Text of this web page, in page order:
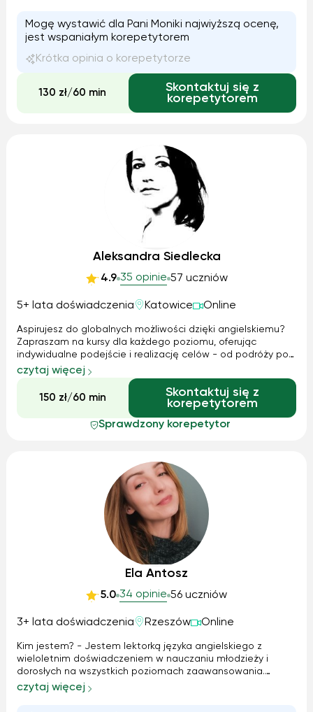
sprostać temu wyzwaniu. Nie idę przy tym na skróty, gdyż
nie można ignorować gramatyki, która jest naprawdę
prosta i klarowna. A komunikowanie się po ang. jest
fantastyczne!
Mogę wystawić dla Pani Moniki najwiyższą ocenę,
jest wspaniałym korepetytorem
Krótka opinia o korepetytorze
130 zł/60 min
Skontaktuj się z
korepetytorem
Aleksandra Siedlecka
4.9 35 opinie 57 uczniów
5+ lata doświadczenia Katowice Online
Aspirujesz do globalnych możliwości dzięki angielskiemu?
Zapraszam na kursy dla każdego poziomu, oferując
indywidualne podejście i realizację celów - od podróży po
studia za granicą. Odkryj, jak angielski zmieni Twoje życie i
otworzy nowe drzwi do marzeń.
czytaj więcej
150 zł/60 min
Skontaktuj się z
korepetytorem
Sprawdzony korepetytor
Ela Antosz
5.0 34 opinie 56 uczniów
3+ lata doświadczenia Rzeszów Online
Kim jestem? - Jestem lektorką języka angielskiego z
wieloletnim doświadczeniem w nauczaniu młodzieży i
dorosłych na wszystkich poziomach zaawansowania.
Nauczam również języka hiszpańskiego od zera do
czytaj więcej